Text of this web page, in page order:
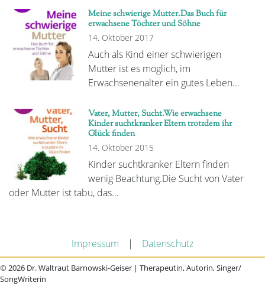
Meine schwierige Mutter.Das Buch für
erwachsene Töchter und Söhne
14. Oktober 2017
Auch als Kind einer schwierigen
Mutter ist es möglich, im
Erwachsenenalter ein gutes Leben…
Vater, Mutter, Sucht.Wie erwachsene
Kinder suchtkranker Eltern trotzdem ihr
Glück finden
14. Oktober 2015
Kinder suchtkranker Eltern finden
wenig Beachtung.Die Sucht von Vater
oder Mutter ist tabu, das…
Impressum | Datenschutz
© 2026 Dr. Waltraut Barnowski-Geiser | Therapeutin, Autorin, Singer/
SongWriterin